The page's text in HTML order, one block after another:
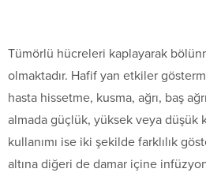
Tümörlü hücreleri kaplayarak
olmaktadır. Hafif yan etkiler
hasta hissetme, kusma, ağrı, baş
almada güçlük, yüksek veya düşük
kullanımı ise iki şekilde farklılık
altına diğeri de damar içine